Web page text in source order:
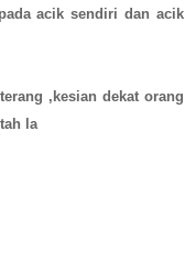
acik sendiri dan acik
,kesian dekat orang
la